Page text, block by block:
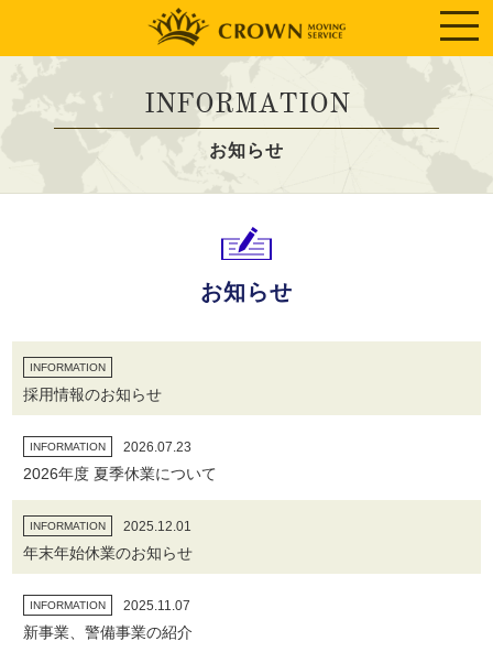
INFORMATION
お知らせ
お知らせ
INFORMATION
採用情報のお知らせ
INFORMATION 2026.07.23
2026年度 夏季休業について
INFORMATION 2025.12.01
年末年始休業のお知らせ
INFORMATION 2025.11.07
新事業、警備事業の紹介